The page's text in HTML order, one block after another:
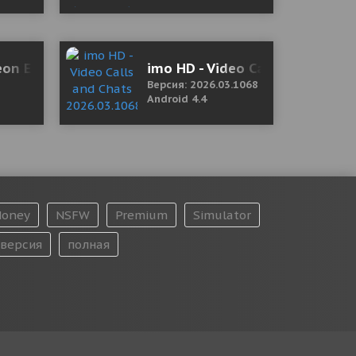
Escape 1.0.5 Mod (Physical strength)
imo HD - Video Calls and
Версия: 2026.03.1068
Android 4.4
NSFW Premium
Simulator
версия
полная